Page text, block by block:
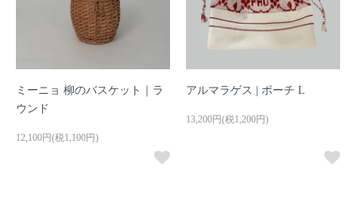
ミーニョ 柳のバスケット｜ラ
ウンド
12,100円(税1,100円)
アルマラゲス | ポーチ L
13,200円(税1,200円)